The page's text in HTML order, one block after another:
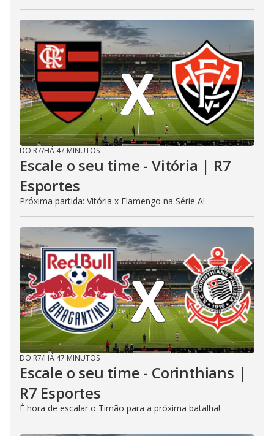
DO R7/HÁ 47 MINUTOS
Escale o seu time - Vitória | R7
Esportes
Próxima partida: Vitória x Flamengo na Série A!
DO R7/HÁ 47 MINUTOS
Escale o seu time - Corinthians |
R7 Esportes
É hora de escalar o Timão para a próxima batalha!